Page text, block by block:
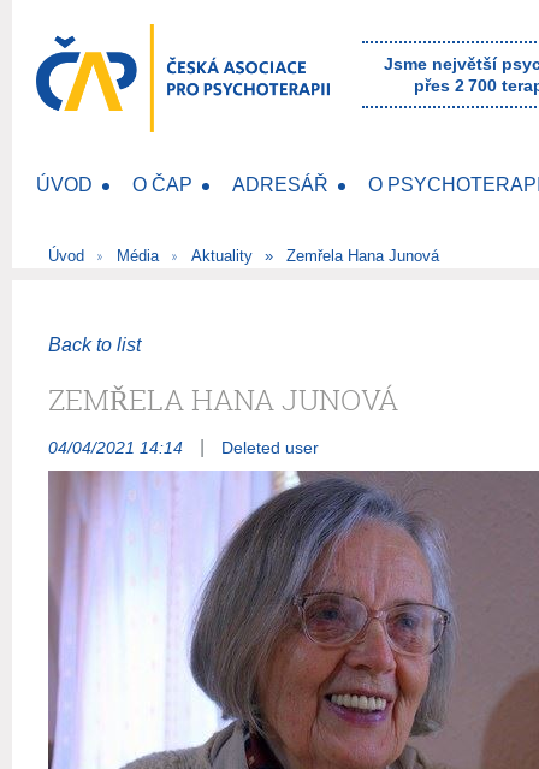
Jsme největší
přes 2 700
ÚVOD O ČAP ADRESÁŘ O
Úvod Média Aktuality Zemřela Hana Junová
Back to list
ZEMŘELA HANA JUNOVÁ
04/04/2021 14:14 Deleted user